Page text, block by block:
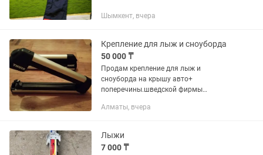
Шымкент, вчера
Крепление для лыж и сноуборда
50 000 ₸
Продам крепление для лыж и
сноуборда на крышу авто+
поперечины.шведской фирмы
Алматы, вчера
Лыжи
7 000 ₸